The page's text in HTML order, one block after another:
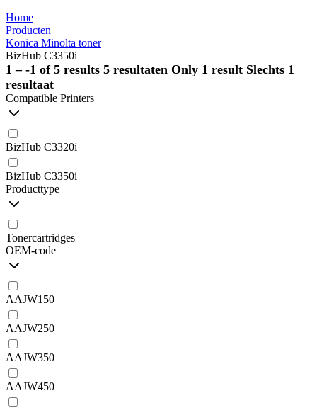
Home
Producten
Konica Minolta toner
BizHub C3350i
1 – -1 of 5 results 5 resultaten Only 1 result Slechts 1
resultaat
Compatible Printers
BizHub C3320i
BizHub C3350i
Producttype
Tonercartridges
OEM-code
AAJW150
AAJW250
AAJW350
AAJW450